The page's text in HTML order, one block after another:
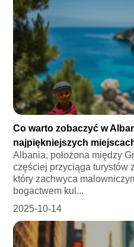
Co warto zobaczyć w
najpiękniejszych
Albania, położona między
częściej przyciąga turystów
który zachwyca
bogactwem kul...
2025-10-14